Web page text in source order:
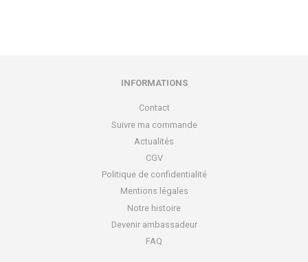
INFORMATIONS
Contact
Suivre ma commande
Actualités
CGV
Politique de confidentialité
Mentions légales
Notre histoire
Devenir ambassadeur
FAQ